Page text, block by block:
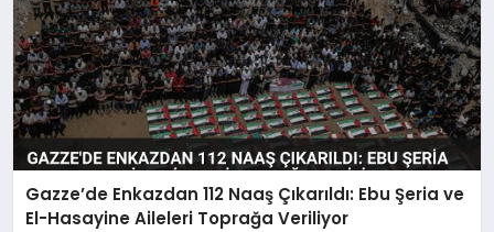
Gazze’de Enkazdan 112 Naaş Çıkarıldı: Ebu Şeria ve
El-Hasayine Aileleri Toprağa Veriliyor